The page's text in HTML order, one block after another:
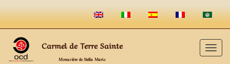
Carmel de Terre Sainte
Monastère de Stella Maris